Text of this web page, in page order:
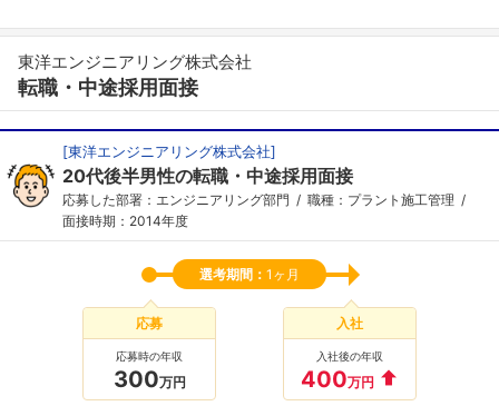
東洋エンジニアリング株式会社
転職・中途採用面接
[東洋エンジニアリング株式会社]
20代後半男性の転職・中途採用面接
応募した部署：エンジニアリング部門
職種：プラント施工管理
面接時期：2014年度
選考期間： 1ヶ月
応募
応募時の年収
300万円
入社
入社後の年収
400万円